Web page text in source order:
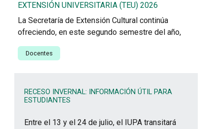
EXTENSIÓN UNIVERSITARIA (TEU) 2026
La Secretaría de Extensión Cultural continúa
ofreciendo, en este segundo semestre del año,
Docentes
RECESO INVERNAL: INFORMACIÓN ÚTIL PARA
ESTUDIANTES
Entre el 13 y el 24 de julio, el IUPA transitará